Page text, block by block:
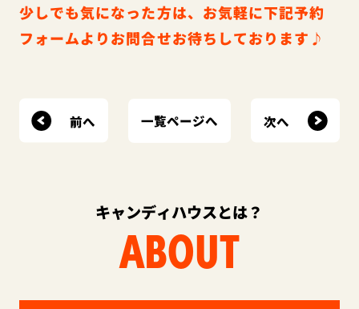
少しでも気になった方は、お気軽に下記予約
フォームよりお問合せお待ちしております♪
前へ 一覧ページへ 次へ
キャンディハウスとは？
ABOUT